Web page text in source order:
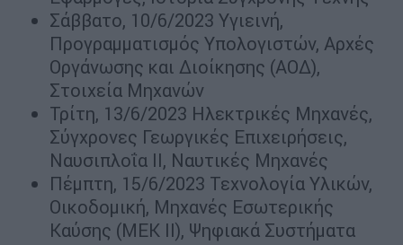
Σάββατο, 10/6/2023 Υγιεινή,
Προγραμματισμός Υπολογιστών, Αρχές
Οργάνωσης και Διοίκησης (ΑΟΔ),
Στοιχεία Μηχανών
Τρίτη, 13/6/2023 Ηλεκτρικές Μηχανές,
Σύγχρονες Γεωργικές Επιχειρήσεις,
Ναυσιπλοΐα ΙΙ, Ναυτικές Μηχανές
Πέμπτη, 15/6/2023 Τεχνολογία Υλικών,
Οικοδομική, Μηχανές Εσωτερικής
Καύσης (ΜΕΚ ΙΙ), Ψηφιακά Συστήματα